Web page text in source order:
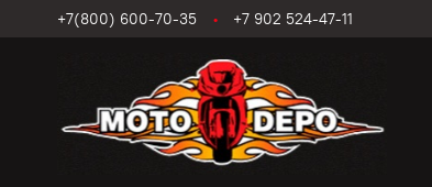
+7(800) 600-70-35 +7 902 524-47-11